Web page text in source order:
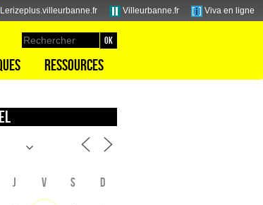
Lerizeplus.villeurbanne.fr Villeurbanne.fr Viva en ligne
Ressources
J V S D